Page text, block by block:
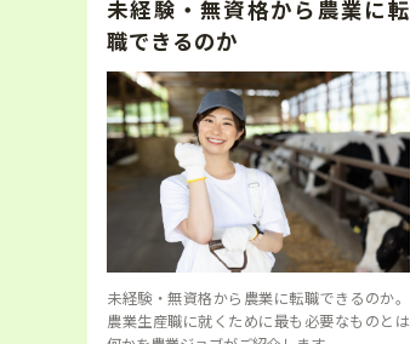
未経験・無資格から農業に転
職できるのか
未経験・無資格から農業に転職できるのか。
農業生産職に就くために最も必要なものとは